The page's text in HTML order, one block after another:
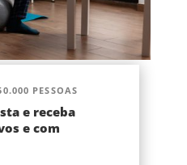
PESSOAS
e receba
e com